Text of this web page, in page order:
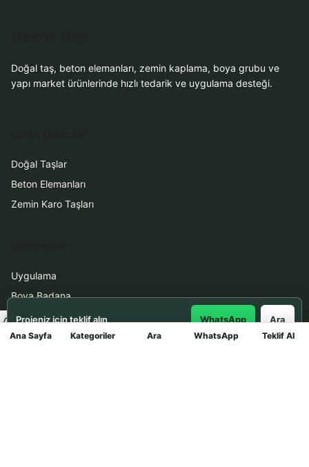
Ana Sayfa Kategoriler Ara WhatsApp Teklif Al
Doğal taş, beton elemanları, zemin kaplama, boya grubu ve
yapı market ürünlerinde hızlı tedarik ve uygulama desteği.
Doğal Taşlar
Beton Elemanları
Zemin Karo Taşları
Uygulama
Boya Badana
İletişim
Projeniz için teklif alın WhatsApp Ara